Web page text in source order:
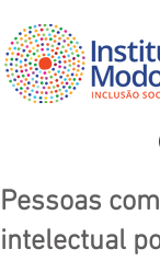
Pessoas
intelectual